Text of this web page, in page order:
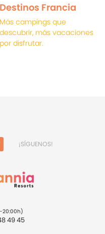
Destinos Francia
Más campings que
descubrir, más vacaciones
por disfrutar.
¡SÍGUENOS!
20:00h)
49 45